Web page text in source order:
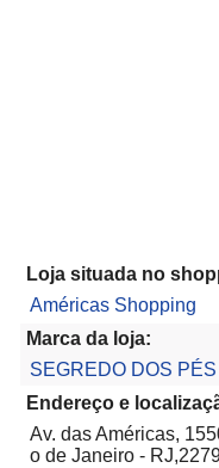
Loja situada no
Américas Shopping
Marca da loja:
SEGREDO DOS PÉS
Endereço e
Av. das Américas,
o de Janeiro -